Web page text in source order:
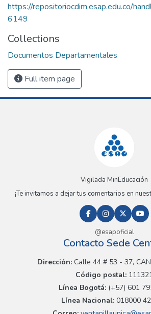
https://repositoriocdim.esap.edu.co/
6149
Collections
Documentos Departamentales
Full item page
Vigilada MinEducación
¡Te invitamos a dejar tus comentarios en
@esapoficial
Contacto Sede
Dirección:Calle 44 # 53 - 37,
Código postal:
Línea Bogotá:(+57) 601
Línea Nacional: 018000